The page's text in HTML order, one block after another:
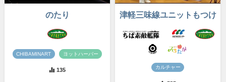
のたり
CHIBAMINART ヨットハーバー
135
津軽三味線ユニットもつけ
カルチャー